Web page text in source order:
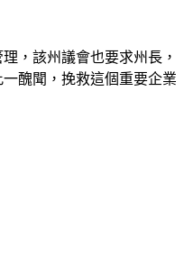
，該州議會也要求州長，
醜聞，挽救這個重要企業